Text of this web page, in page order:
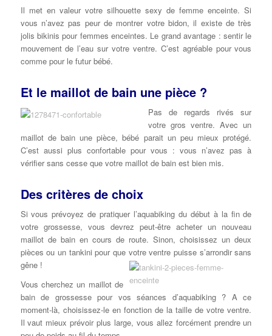
Il met en valeur votre silhouette sexy de femme enceinte. Si
vous n’avez pas peur de montrer votre bidon, il existe de très
jolis bikinis pour femmes enceintes. Le grand avantage : sentir le
mouvement de l’eau sur votre ventre. C’est agréable pour vous
comme pour le futur bébé.
Et le maillot de bain une pièce ?
Pas de regards rivés sur
votre gros ventre. Avec un
maillot de bain une pièce, bébé parait un peu mieux protégé.
C’est aussi plus confortable pour vous : vous n’avez pas à
vérifier sans cesse que votre maillot de bain est bien mis.
Des critères de choix
Si vous prévoyez de pratiquer l’aquabiking du début à la fin de
votre grossesse, vous devrez peut-être acheter un nouveau
maillot de bain en cours de route. Sinon, choisissez un deux
pièces ou un tankini pour que votre ventre puisse s’arrondir sans
gêne !
Vous cherchez un maillot de
bain de grossesse pour vos séances d’aquabiking ? A ce
moment-là, choisissez-le en fonction de la taille de votre ventre.
Il vaut mieux prévoir plus large, vous allez forcément prendre un